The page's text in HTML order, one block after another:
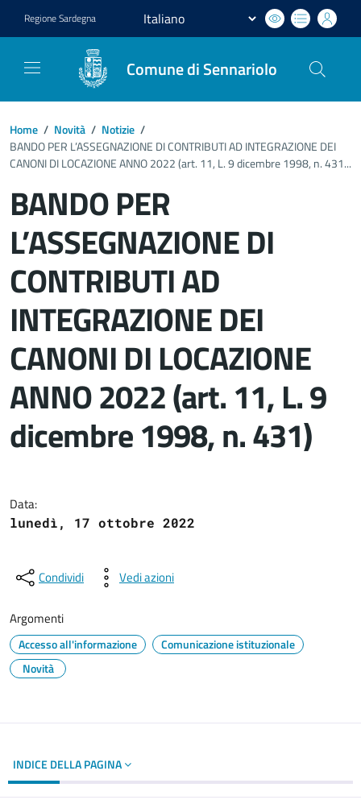
RegioneSardegna
Comune di Sennariolo
Home / Novità / Notizie /
BANDO PER L’ASSEGNAZIONE DI CONTRIBUTI AD INTEGRAZIONE DEI
CANONI DI LOCAZIONE ANNO 2022 (art. 11, L. 9 dicembre 1998, n. 431...
BANDO PER
L’ASSEGNAZIONE DI
CONTRIBUTI AD
INTEGRAZIONE DEI
CANONI DI LOCAZIONE
ANNO 2022 (art. 11, L. 9
dicembre 1998, n. 431)
Data:
lunedì, 17 ottobre 2022
Condividi Vedi azioni
Argomenti
Accesso all'informazione
Comunicazione istituzionale
Novità
INDICE DELLA PAGINA